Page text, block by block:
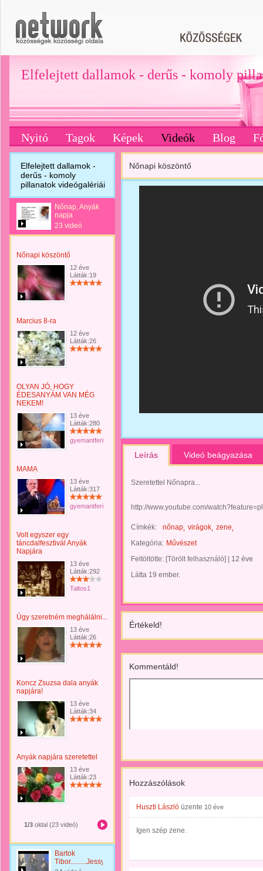
Elfelejtett dallamok - derűs - komoly
Nyitó Tagok Képek Videók Blog
Elfelejtett dallamok -
derűs - komoly
pillanatok videógalériái
Nőnap, Anyák
napja
23 videó
Nőnapi köszöntő
12 éve
Látták:19
Marcius 8-ra
12 éve
Látták:26
OLYAN JÓ, HOGY
ÉDESANYÁM VAN MÉG
NEKEM!
13 éve
Látták:280
gyemantferi
MAMA
13 éve
Látták:317
gyemantferi
Volt egyszer egy
táncdalfesztivál Anyák
Napjára
13 éve
Látták:292
Taltos1
Úgy szeretném meghálálni...
13 éve
Látták:26
Koncz Zsuzsa dala anyák
napjára!
13 éve
Látták:34
Anyák napjára szeretettel
13 éve
Látták:23
1/3 oldal (23 videó)
Bartok
Tibor.........Jessy
Nőnapi köszöntő
Leírás Videó beágyazása
Szeretettel Nőnapra...
http://www.youtube.com/
Címkék: nőnap virágok zene
Kategória: Művészet
Feltöltötte: [Törölt felhasználó]
12 éve
Látta 19 ember.
Értékeld!
Kommentáld!
Hozzászólások
Huszti László üzente 10 éve
Igen szép zene.